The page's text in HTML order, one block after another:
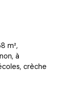
m²,
à
crèche